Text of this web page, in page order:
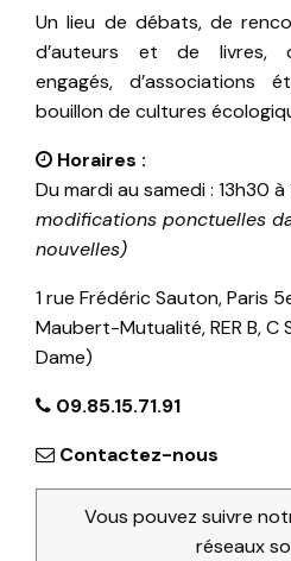
Un lieu de débats, de
d’auteurs et de livres,
engagés, d’associations
bouillon de cultures
Horaires :
Du mardi au samedi : 13h30 à
modifications ponctuelles
nouvelles)
1 rue Frédéric Sauton, Paris
Maubert-Mutualité, RER B,
Dame)
09.85.15.71.91
Contactez-nous
Vous pouvez suivre
réseaux